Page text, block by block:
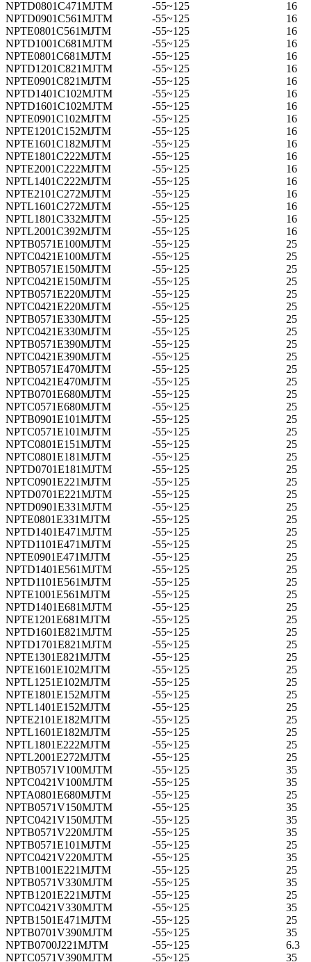
NPTD0801C471MJTM -55~125
16
NPTD0901C561MJTM
-55~125
16
NPTE0801C561MJTM
-55~125
16
NPTD1001C681MJTM
-55~125
16
NPTE0801C681MJTM
-55~125
16
NPTD1201C821MJTM
-55~125
16
NPTE0901C821MJTM
-55~125
16
NPTD1401C102MJTM
-55~125
16
NPTD1601C102MJTM
-55~125
16
NPTE0901C102MJTM
-55~125
16
NPTE1201C152MJTM
-55~125
16
NPTE1601C182MJTM
-55~125
16
NPTE1801C222MJTM
-55~125
16
NPTE2001C222MJTM
-55~125
16
NPTL1401C222MJTM
-55~125
16
NPTE2101C272MJTM
-55~125
16
NPTL1601C272MJTM
-55~125
16
NPTL1801C332MJTM
-55~125
16
NPTL2001C392MJTM
-55~125
16
NPTB0571E100MJTM
-55~125
25
NPTC0421E100MJTM
-55~125
25
NPTB0571E150MJTM
-55~125
25
NPTC0421E150MJTM
-55~125
25
NPTB0571E220MJTM
-55~125
25
NPTC0421E220MJTM
-55~125
25
NPTB0571E330MJTM
-55~125
25
NPTC0421E330MJTM
-55~125
25
NPTB0571E390MJTM
-55~125
25
NPTC0421E390MJTM
-55~125
25
NPTB0571E470MJTM
-55~125
25
NPTC0421E470MJTM
-55~125
25
NPTB0701E680MJTM
-55~125
25
NPTC0571E680MJTM
-55~125
25
NPTB0901E101MJTM
-55~125
25
NPTC0571E101MJTM
-55~125
25
NPTC0801E151MJTM
-55~125
25
NPTC0801E181MJTM
-55~125
25
NPTD0701E181MJTM
-55~125
25
NPTC0901E221MJTM
-55~125
25
NPTD0701E221MJTM
-55~125
25
NPTD0901E331MJTM
-55~125
25
NPTE0801E331MJTM
-55~125
25
NPTD1401E471MJTM
-55~125
25
NPTD1101E471MJTM
-55~125
25
NPTE0901E471MJTM
-55~125
25
NPTD1401E561MJTM
-55~125
25
NPTD1101E561MJTM
-55~125
25
NPTE1001E561MJTM
-55~125
25
NPTD1401E681MJTM
-55~125
25
NPTE1201E681MJTM
-55~125
25
NPTD1601E821MJTM
-55~125
25
NPTD1701E821MJTM
-55~125
25
NPTE1301E821MJTM
-55~125
25
NPTE1601E102MJTM
-55~125
25
NPTL1251E102MJTM
-55~125
25
NPTE1801E152MJTM
-55~125
25
NPTL1401E152MJTM
-55~125
25
NPTE2101E182MJTM
-55~125
25
NPTL1601E182MJTM
-55~125
25
NPTL1801E222MJTM
-55~125
25
NPTL2001E272MJTM
-55~125
25
NPTB0571V100MJTM
-55~125
35
NPTC0421V100MJTM
-55~125
35
NPTA0801E680MJTM
-55~125
25
NPTB0571V150MJTM
-55~125
35
NPTC0421V150MJTM
-55~125
35
NPTB0571V220MJTM
-55~125
35
NPTB0571E101MJTM
-55~125
25
NPTC0421V220MJTM
-55~125
35
NPTB1001E221MJTM
-55~125
25
NPTB0571V330MJTM
-55~125
35
NPTB1201E221MJTM
-55~125
25
NPTC0421V330MJTM
-55~125
35
NPTB1501E471MJTM
-55~125
25
NPTB0701V390MJTM
-55~125
35
NPTB0700J221MJTM
-55~125
6.3
NPTC0571V390MJTM
-55~125
35